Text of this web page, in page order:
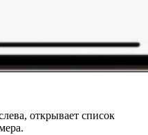
открывает список